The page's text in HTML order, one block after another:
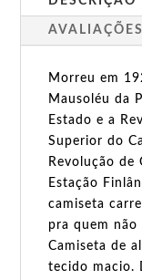
Morreu em
Mausoléu da
Estado e a
Superior do
Revolução de
Estação
camiseta
pra quem
Camiseta de
tecido macio.